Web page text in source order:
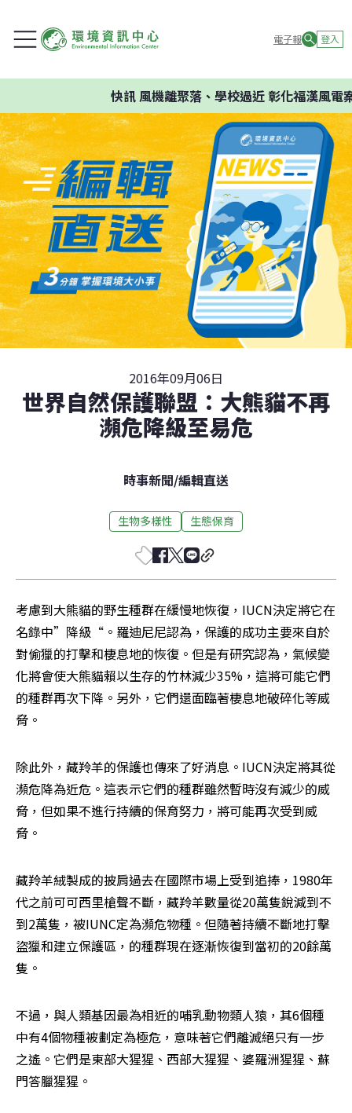
電子報 登入
快訊風機離聚落、學校過近 彰化福漢風電案
2016年09月06日
世界自然保護聯盟：大熊貓不再
瀕危降級至易危
時事新聞/編輯直送
生物多樣性 生態保育
考慮到大熊貓的野生種群在緩慢地恢復，IUCN決定將它在
名錄中”降級“。羅迪尼尼認為，保護的成功主要來自於
對偷獵的打擊和棲息地的恢復。但是有研究認為，氣候變
化將會使大熊貓賴以生存的竹林減少35%，這將可能它們
的種群再次下降。另外，它們還面臨著棲息地破碎化等威
脅。
除此外，藏羚羊的保護也傳來了好消息。IUCN決定將其從
瀕危降為近危。這表示它們的種群雖然暫時沒有減少的威
脅，但如果不進行持續的保育努力，將可能再次受到威
脅。
藏羚羊絨製成的披肩過去在國際市場上受到追捧，1980年
代之前可可西里槍聲不斷，藏羚羊數量從20萬隻銳減到不
到2萬隻，被IUNC定為瀕危物種。但隨著持續不斷地打擊
盜獵和建立保護區，的種群現在逐漸恢復到當初的20餘萬
隻。
不過，與人類基因最為相近的哺乳動物類人猿，其6個種
中有4個物種被劃定為極危，意味著它們離滅絕只有一步
之遙。它們是東部大猩猩、西部大猩猩、婆羅洲猩猩、蘇
門答臘猩猩。